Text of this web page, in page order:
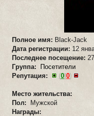
Полное имя: Black-Jack
Дата регистрации: 12
Последнее посещение:
Группа:
Посетители
Репутация:
(0 0)
Место жительства:
Пол:
Мужской
Награды: